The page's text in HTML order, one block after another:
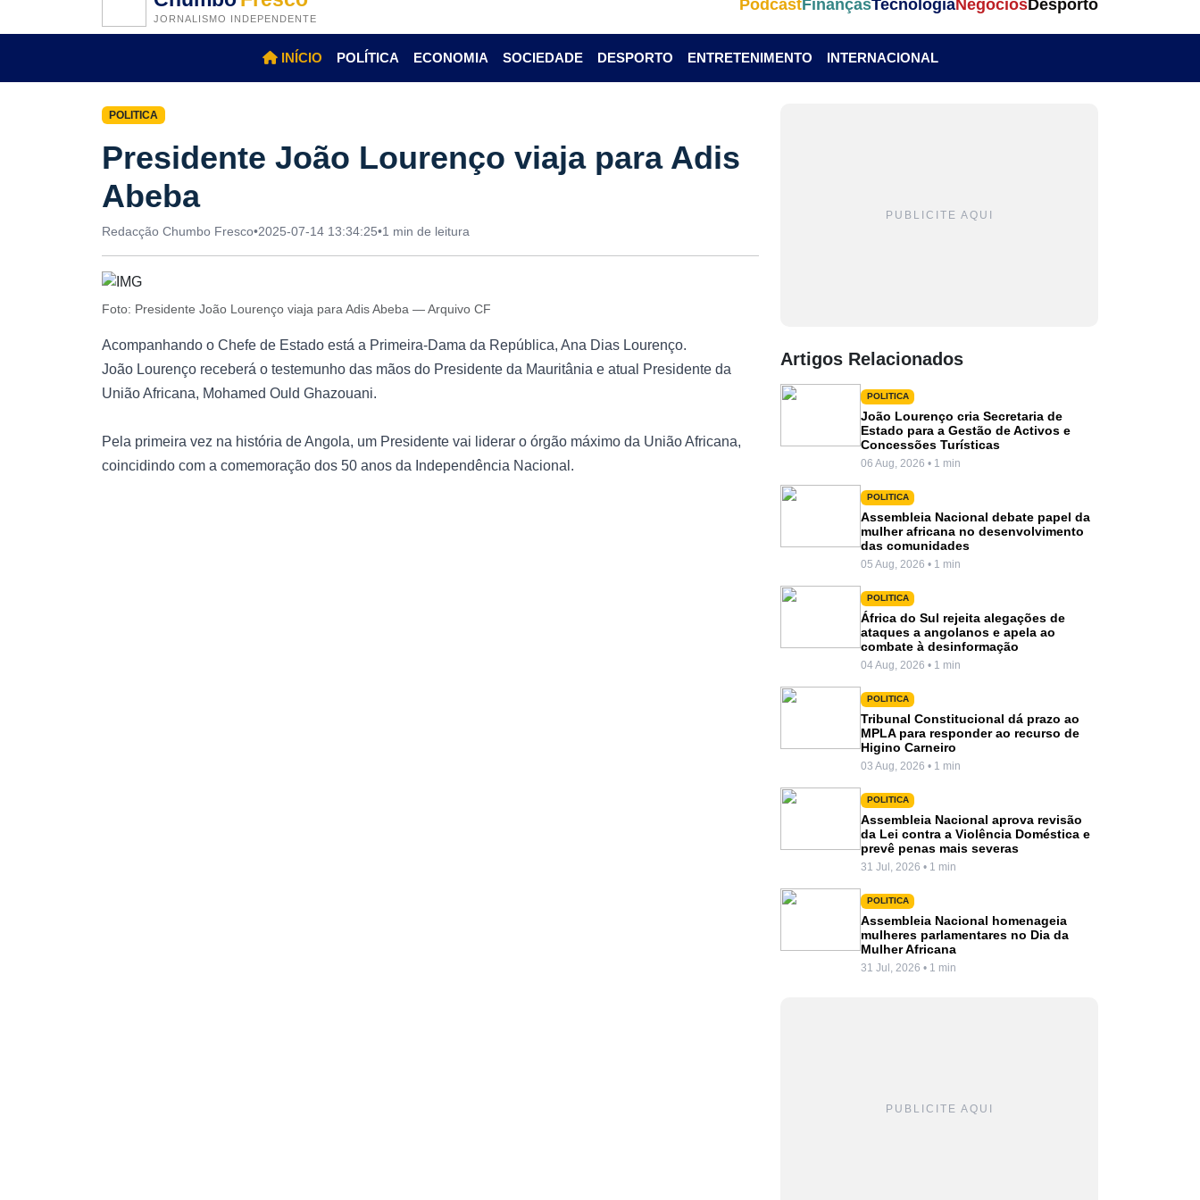
JORNALISMO INDEPENDENTE
PodcastFinançasTecnologiaNegóciosDesporto
INÍCIO POLÍTICA ECONOMIA SOCIEDADE DESPORTO ENTRETENIMENTO INTERNACIONAL
POLITICA
Presidente João Lourenço viaja para Adis
Abeba
Redacção Chumbo Fresco•2025-07-14 13:34:25•1 min de leitura
Foto: Presidente João Lourenço viaja para Adis Abeba — Arquivo CF
Acompanhando o Chefe de Estado está a Primeira-Dama da República, Ana Dias Lourenço.
João Lourenço receberá o testemunho das mãos do Presidente da Mauritânia e atual Presidente da
União Africana, Mohamed Ould Ghazouani.
Pela primeira vez na história de Angola, um Presidente vai liderar o órgão máximo da União Africana,
coincidindo com a comemoração dos 50 anos da Independência Nacional.
PUBLICITE AQUI
Artigos Relacionados
POLITICA
João Lourenço cria Secretaria de
Estado para a Gestão de Activos e
Concessões Turísticas
06 Aug, 2026 • 1 min
POLITICA
Assembleia Nacional debate papel da
mulher africana no desenvolvimento
das comunidades
05 Aug, 2026 • 1 min
POLITICA
África do Sul rejeita alegações de
ataques a angolanos e apela ao
combate à desinformação
04 Aug, 2026 • 1 min
POLITICA
Tribunal Constitucional dá prazo ao
MPLA para responder ao recurso de
Higino Carneiro
03 Aug, 2026 • 1 min
POLITICA
Assembleia Nacional aprova revisão
da Lei contra a Violência Doméstica e
prevê penas mais severas
31 Jul, 2026 • 1 min
POLITICA
Assembleia Nacional homenageia
mulheres parlamentares no Dia da
Mulher Africana
31 Jul, 2026 • 1 min
PUBLICITE AQUI